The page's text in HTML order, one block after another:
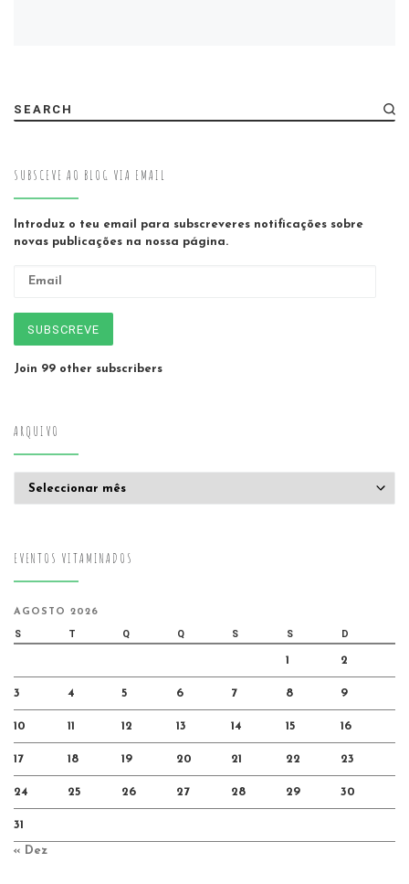
SEARCH
SUBSCEVE AO BLOG VIA EMAIL
Introduz o teu email para subscreveres notificações sobre
novas publicações na nossa página.
SUBSCREVE
Join 99 other subscribers
ARQUIVO
EVENTOS VITAMINADOS
AGOSTO 2026
S T Q Q S S D
1 2
3 4 5 6 7 8 9
10 11 12 13 14 15 16
17 18 19 20 21 22 23
24 25 26 27 28 29 30
31
« Dez